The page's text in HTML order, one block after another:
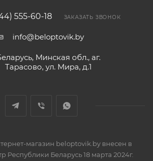
555-60-18 ЗАКАЗАТЬ ЗВОНОК
info@beloptovik.by
Минская обл., аг.
Тарасово, ул. Мира, д.1
магазин beloptovik.by внесен в
Республики Беларусь 18 марта 2024г.